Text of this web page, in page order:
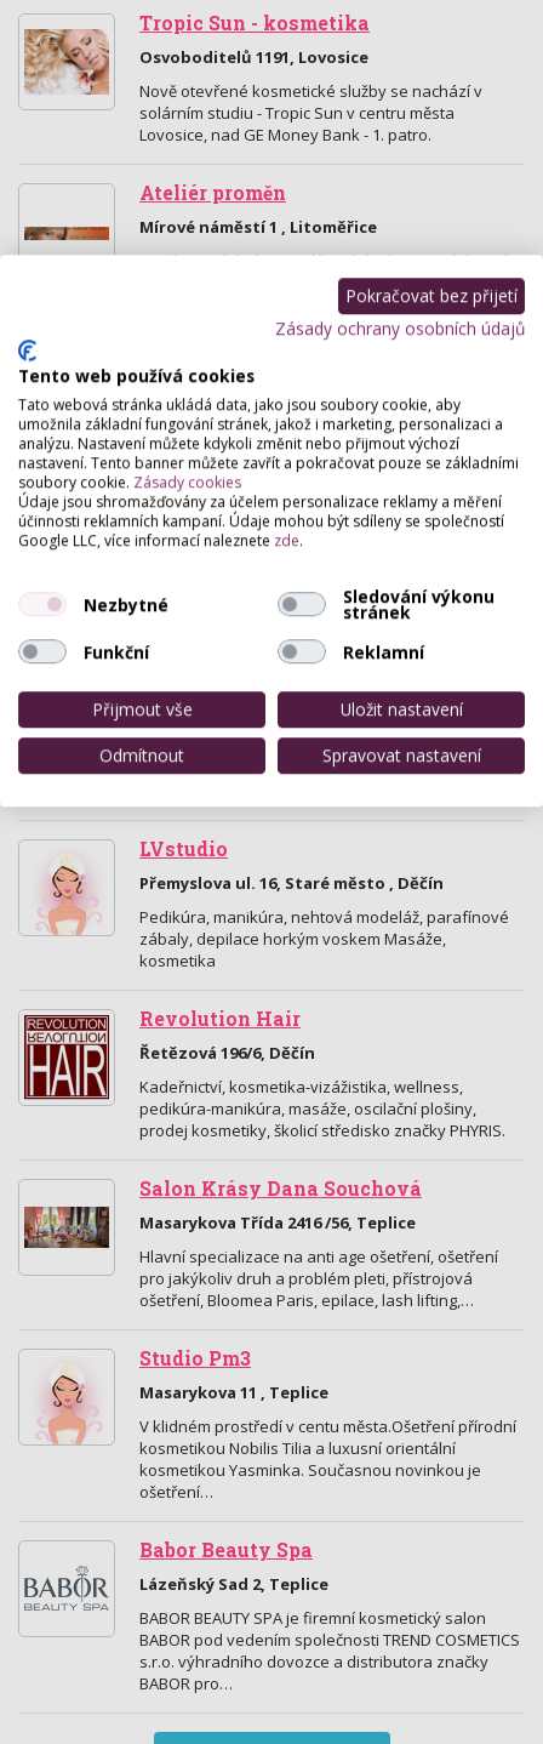
Tropic Sun - kosmetika
Osvoboditelů 1191, Lovosice
Nově otevřené kosmetické služby se nachází v
solárním studiu - Tropic Sun v centru města
Lovosice, nad GE Money Bank - 1. patro.
Ateliér proměn
Mírové náměstí 1 , Litoměřice
Tvoříme Vaši krásu. Vizážistické a kosmetické studio
realizuje proměny image žen i mužů, účesy, oblékání
a celkovou image, vše i pro firmy. Tvoříme i…
Kosmetika POD MARJÁNKOU
Bělohorská 197/126 , Praha
Kosmetika, vizážistika a permanentní prodlužování
řas.
LAVANDE - kadeřnictví, pedikúra,
kosmetika
Kadeřnické služby, kosmetické služby, mokrá
pedikúra. Tel - 722153721, 728848987, 605081806.
Kosova 184/9 , Děčín
Odborné kosmetické služby, poradna péči o pleť,
laserová terapie, odborné líčení pleti na různé
LVstudio
Přemyslova ul. 16, Staré město , Děčín
Pedikúra, manikúra, nehtová modeláž, parafínové
zábaly, depilace horkým voskem Masáže,
kosmetika
Revolution Hair
Řetězová 196/6, Děčín
Kadeřnictví, kosmetika-vizážistika, wellness,
pedikúra-manikúra, masáže, oscilační plošiny,
prodej kosmetiky, školicí středisko značky PHYRIS.
Salon Krásy Dana Souchová
Masarykova Třída 2416 /56, Teplice
Hlavní specializace na anti age ošetření, ošetření
pro jakýkoliv druh a problém pleti, přístrojová
ošetření, Bloomea Paris, epilace, lash lifting,…
Studio Pm3
Masarykova 11 , Teplice
V klidném prostředí v centu města.Ošetření přírodní
kosmetikou Nobilis Tilia a luxusní orientální
kosmetikou Yasminka. Současnou novinkou je
ošetření…
Babor Beauty Spa
Lázeňský Sad 2, Teplice
BABOR BEAUTY SPA je firemní kosmetický salon
BABOR pod vedením společnosti TREND COSMETICS
s.r.o. výhradního dovozce a distributora značky
BABOR pro…
Pokračovat bez přijetí
Zásady ochrany osobních údajů
Tento web používá cookies
Tato webová stránka ukládá data, jako jsou soubory cookie, aby
umožnila základní fungování stránek, jakož i marketing, personalizaci a
analýzu. Nastavení můžete kdykoli změnit nebo přijmout výchozí
nastavení. Tento banner můžete zavřít a pokračovat pouze se základními
soubory cookie. Zásady cookies
Údaje jsou shromažďovány za účelem personalizace reklamy a měření
účinnosti reklamních kampaní. Údaje mohou být sdíleny se společností
Google LLC, více informací naleznete zde.
Nezbytné Sledování výkonu
stránek
Funkční
Reklamní
Přijmout vše
Uložit nastavení
Odmítnout
Spravovat nastavení